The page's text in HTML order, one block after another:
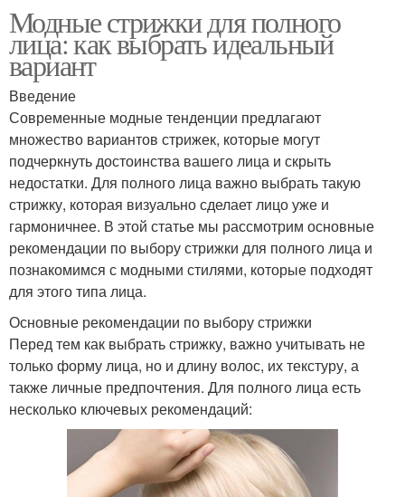
Модные стрижки для полного
лица: как выбрать идеальный
вариант
Введение
Современные модные тенденции предлагают
множество вариантов стрижек, которые могут
подчеркнуть достоинства вашего лица и скрыть
недостатки. Для полного лица важно выбрать такую
стрижку, которая визуально сделает лицо уже и
гармоничнее. В этой статье мы рассмотрим основные
рекомендации по выбору стрижки для полного лица и
познакомимся с модными стилями, которые подходят
для этого типа лица.
Основные рекомендации по выбору стрижки
Перед тем как выбрать стрижку, важно учитывать не
только форму лица, но и длину волос, их текстуру, а
также личные предпочтения. Для полного лица есть
несколько ключевых рекомендаций: